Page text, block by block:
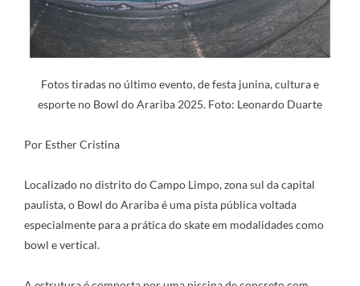
Fotos tiradas no último evento, de festa junina, cultura e
esporte no Bowl do Arariba 2025. Foto: Leonardo Duarte
Por Esther Cristina
Localizado no distrito do Campo Limpo, zona sul da capital
paulista, o Bowl do Arariba é uma pista pública voltada
especialmente para a prática do skate em modalidades como
bowl e vertical.